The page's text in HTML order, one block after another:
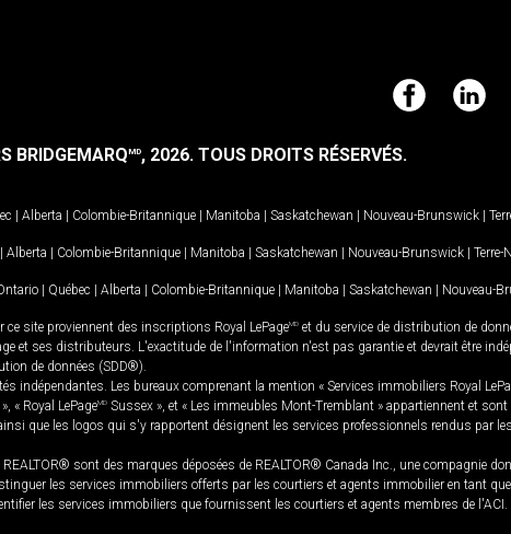
FacebookLinkedIn
BRIDGEMARQMD, 2026. TOUS DROITS RÉSERVÉS.
Alberta Colombie-Britannique Manitoba Saskatchewan Nouveau-Brunswick
Alberta Colombie-Britannique Manitoba Saskatchewan Nouveau-Brunswick Terre-
Québec Alberta Colombie-Britannique Manitoba Saskatchewan Nouveau-
site proviennent des inscriptions Royal LePageMD et du service de distribution de
et ses distributeurs. L'exactitude de l'information n'est pas garantie et devrait être
de données (SDD®).
indépendantes. Les bureaux comprenant la mention « Services immobiliers Royal
« Royal LePageMD Sussex », et « Les immeubles Mont-Tremblant » appartiennent et
que les logos qui s'y rapportent désignent les services professionnels rendus par
REALTOR® sont des marques déposées de REALTOR® Canada Inc., une
les services immobiliers offerts par les courtiers et agents immobilier en tant
les services immobiliers que fournissent les courtiers et agents membres de l'ACI.